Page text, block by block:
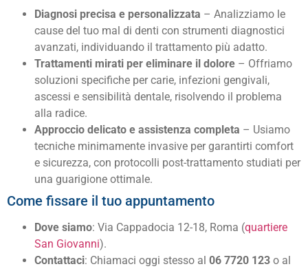
Diagnosi precisa e personalizzata – Analizziamo le
cause del tuo mal di denti con strumenti diagnostici
avanzati, individuando il trattamento più adatto.
Trattamenti mirati per eliminare il dolore – Offriamo
soluzioni specifiche per carie, infezioni gengivali,
ascessi e sensibilità dentale, risolvendo il problema
alla radice.
Approccio delicato e assistenza completa – Usiamo
tecniche minimamente invasive per garantirti comfort
e sicurezza, con protocolli post-trattamento studiati per
una guarigione ottimale.
Come fissare il tuo appuntamento
Dove siamo: Via Cappadocia 12-18, Roma (quartiere
San Giovanni).
Contattaci: Chiamaci oggi stesso al 06 7720 123 o al